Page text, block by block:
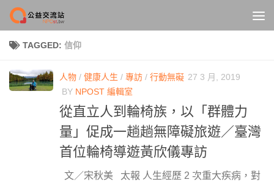
Skip to content
TAGGED: 信仰
人物 / 健康人生 / 專訪 / 行動無礙 27 3 月, 2019
BY NPOST 編輯室
從直立人到輪椅族，以「群體力
量」促成一趟趟無障礙旅遊／臺灣
首位輪椅導遊黃欣儀專訪
文／宋秋美 太報 人生經歷 2 次重大疾病，對